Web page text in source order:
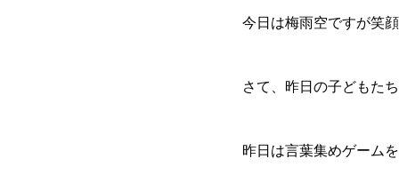
今日は梅雨空ですが笑
さて、昨日の子どもた
昨日は言葉集めゲーム